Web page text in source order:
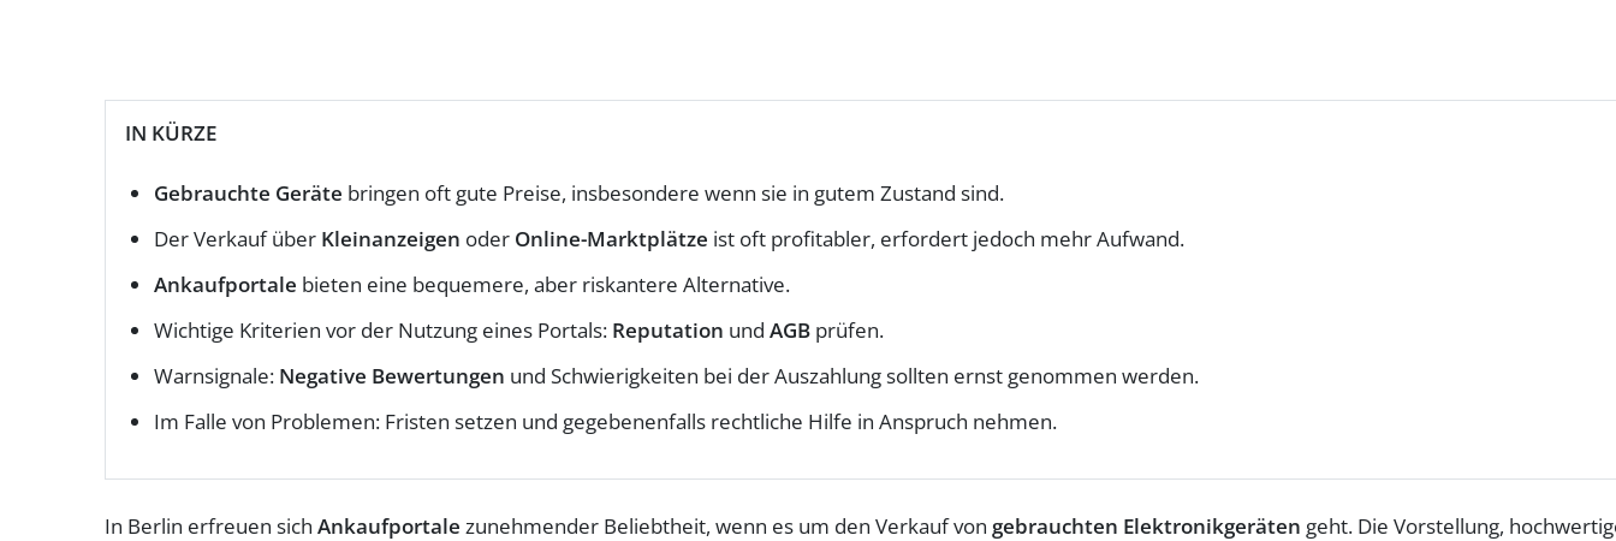
IN KÜRZE
Gebrauchte Geräte bringen oft gute Preise, insbesondere wenn sie in gutem Zustand sind.
Der Verkauf über Kleinanzeigen oder Online-Marktplätze ist oft profitabler, erfordert jedoch mehr Aufwand.
Ankaufportale bieten eine bequemere, aber riskantere Alternative.
Wichtige Kriterien vor der Nutzung eines Portals: Reputation und AGB prüfen.
Warnsignale: Negative Bewertungen und Schwierigkeiten bei der Auszahlung sollten ernst genommen werden.
Im Falle von Problemen: Fristen setzen und gegebenenfalls rechtliche Hilfe in Anspruch nehmen.
In Berlin erfreuen sich Ankaufportale zunehmender Beliebtheit, wenn es um den Verkauf von gebrauchten Elektronikgeräten geht. Die Vorstellung,